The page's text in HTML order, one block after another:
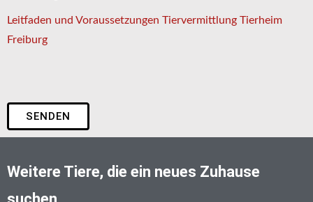
Leitfaden und Voraussetzungen Tiervermittlung Tierheim
Freiburg
SENDEN
Weitere Tiere, die ein neues Zuhause